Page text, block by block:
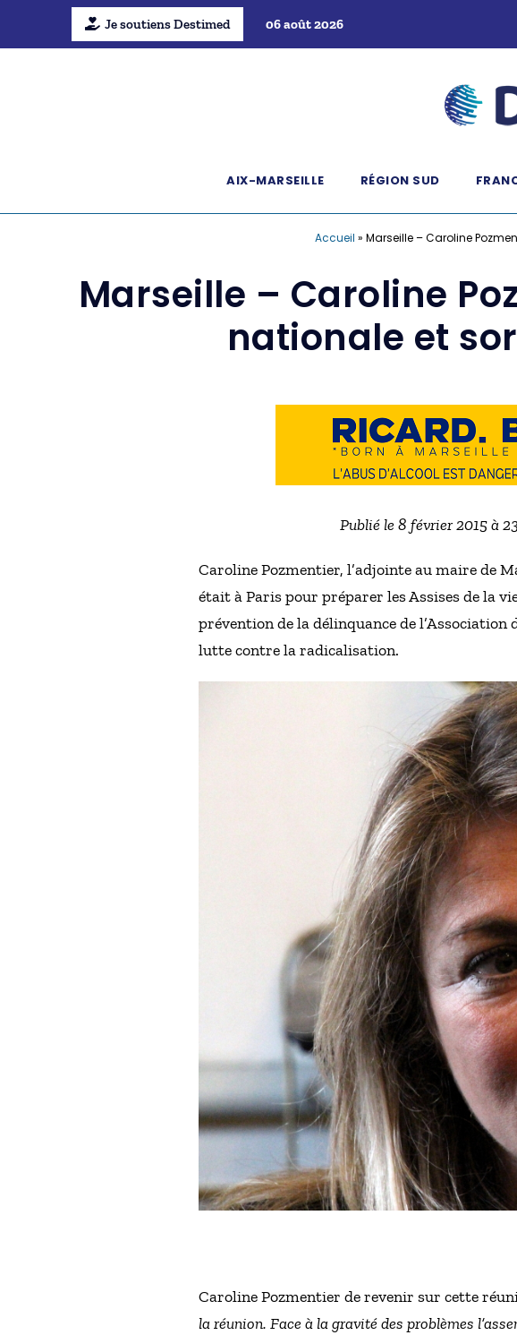
Je soutiens Destimed 06 août 2026
AIX-MARSEILLE RÉGION SUD
Accueil » Marseille – Caroline
Marseille – Caroline
nationale et
Publié le 8 février 2015 à
Caroline Pozmentier, l’adjointe au maire de
était à Paris pour préparer les Assises de la
prévention de la délinquance de
lutte contre la radicalisation.
Caroline Pozmentier de revenir sur cette
la réunion. Face à la gravité des problèmes